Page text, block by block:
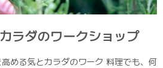
ラダのワークショップ
める気とカラダのワーク 料理でも、何